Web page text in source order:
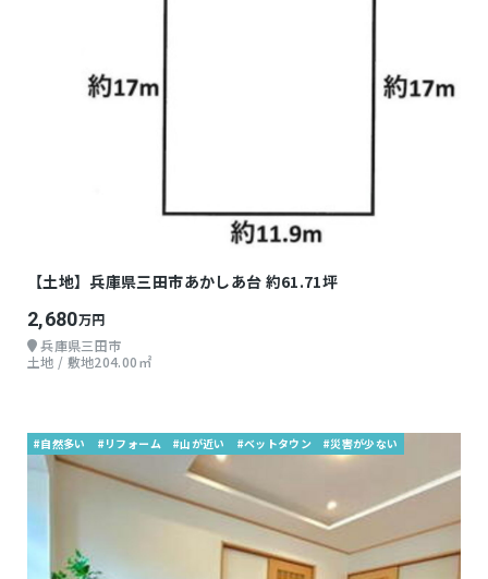
【土地】兵庫県三田市あかしあ台 約61.71坪
2,680万円
兵庫県三田市
土地 / 敷地204.00㎡
#自然多い #リフォーム #山が近い #ベットタウン #災害が少ない